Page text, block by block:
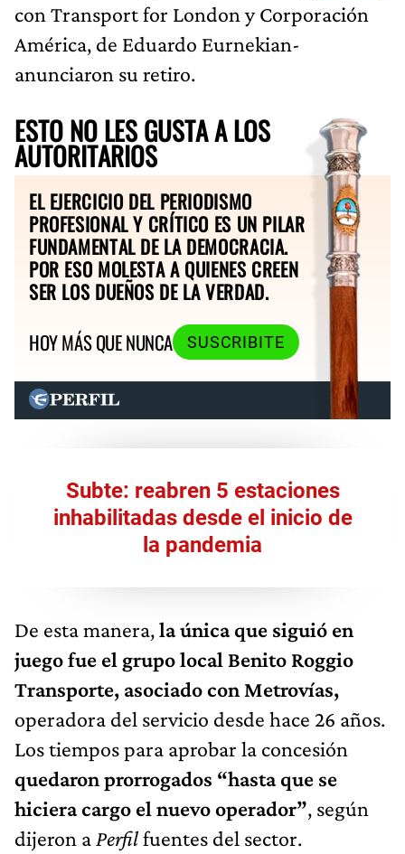
con Transport for London y Corporación
América, de Eduardo Eurnekian-
anunciaron su retiro.
ESTO NO LES GUSTA A LOS
AUTORITARIOS
EL EJERCICIO DEL PERIODISMO
PROFESIONAL Y CRÍTICO ES UN PILAR
FUNDAMENTAL DE LA DEMOCRACIA.
POR ESO MOLESTA A QUIENES CREEN
SER LOS DUEÑOS DE LA VERDAD.
HOY MÁS QUE NUNCA
SUSCRIBITE
Subte: reabren 5 estaciones
inhabilitadas desde el inicio de
la pandemia
De esta manera,la única que siguió en
juego fue el grupo local Benito Roggio
Transporte, asociado con Metrovías,
operadora del servicio desde hace 26 años.
Los tiempos para aprobar la concesión
quedaron prorrogados “hasta que se
hiciera cargo el nuevo operador”, según
dijeron a Perfilfuentes del sector.